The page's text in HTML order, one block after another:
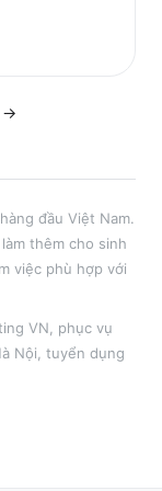
→
đầu Việt Nam.
thêm cho sinh
việc phù hợp với
VN
phục vụ
Nội , tuyển dụng